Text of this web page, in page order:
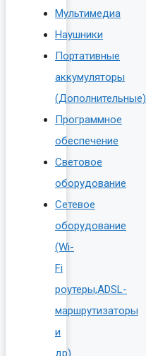
Мультимедиа
Наушники
Портативные
аккумуляторы
(Дополнительные)
Программное
обеспечение
Световое
оборудование
Сетевое
оборудование
(Wi-
Fi
роутеры,ADSL-
маршрутизаторы
и
др)